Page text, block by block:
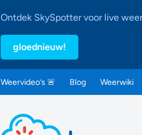
Ontdek SkySpotter voor live
gloednieuw!
Weervideo’s 🚨 Blog Weerwiki